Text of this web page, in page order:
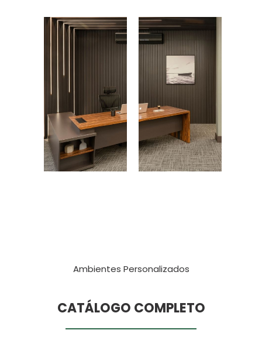
Ambientes Personalizados
CATÁLOGO COMPLETO